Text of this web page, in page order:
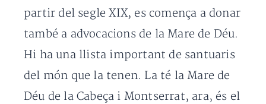
partir del segle XIX, es comença a donar
també a advocacions de la Mare de Déu.
Hi ha una llista important de santuaris
del món que la tenen. La té la Mare de
Déu de la Cabeça i Montserrat, ara, és el